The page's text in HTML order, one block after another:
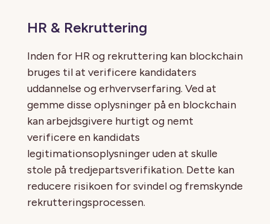
HR & Rekruttering
Inden for HR og rekruttering kan blockchain
bruges til at verificere kandidaters
uddannelse og erhvervserfaring. Ved at
gemme disse oplysninger på en blockchain
kan arbejdsgivere hurtigt og nemt
verificere en kandidats
legitimationsoplysninger uden at skulle
stole på tredjepartsverifikation. Dette kan
reducere risikoen for svindel og fremskynde
rekrutteringsprocessen.